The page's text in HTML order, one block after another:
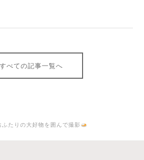
すべての記事一覧へ
ふたりの大好物を囲んで撮影